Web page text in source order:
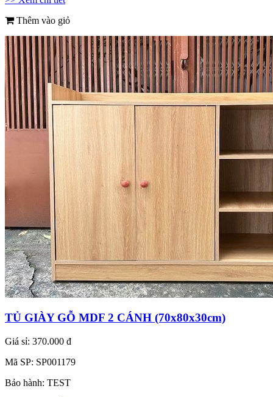
Thêm vào giỏ
TỦ GIÀY GỖ MDF 2 CÁNH (70x80x30cm)
Giá sỉ: 370.000 đ
Mã SP: SP001179
Bảo hành: TEST